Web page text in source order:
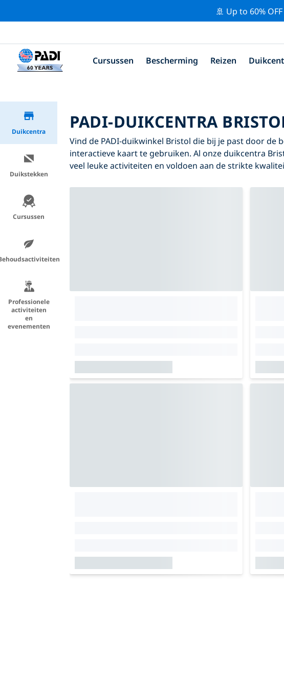
🚢 Up to 60%
Cursussen Bescherming Reizen
Duikcentra
Duikstekken
Cursussen
Professionele
activiteiten
en
evenementen
PADI-DUIKCENTRA
Vind de PADI-duikwinkel Bristol die bij je past door de
interactieve kaart te gebruiken. Al onze duikcentra
veel leuke activiteiten en voldoen aan de strikte